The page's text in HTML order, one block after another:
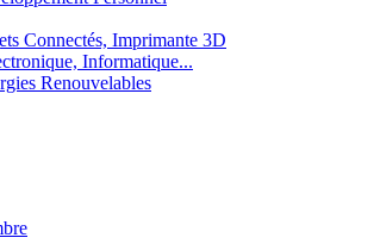
Connectés, Imprimante 3D
Informatique...
Renouvelables